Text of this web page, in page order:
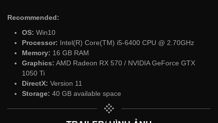
Recommended:
OS: Win10
Processor: Intel(R) Core(TM) i5-6400 CPU @ 2.70GHz
Memory: 16 GB RAM
Graphics: AMD Radeon RX 570 / NVIDIA GeForce GTX
1050 Ti
DirectX: Version 11
Storage: 40 GB available space